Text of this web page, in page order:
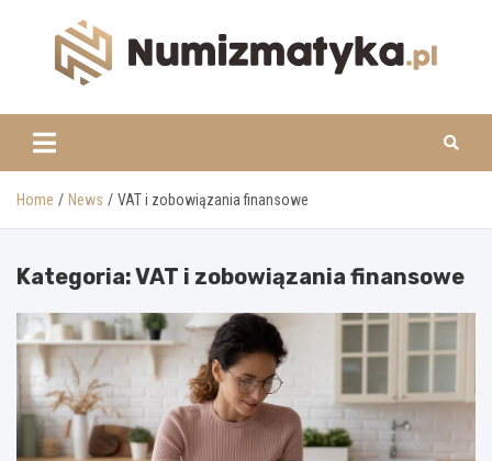
www.numizmatyka.pl
Home News VAT i zobowiązania finansowe
Kategoria:VAT i zobowiązania finansowe